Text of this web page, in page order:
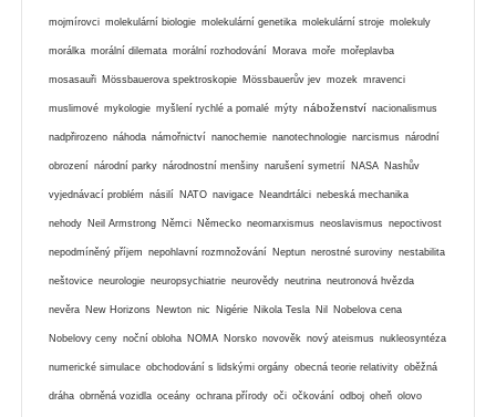
mojmírovci molekulární biologie molekulární genetika molekulární stroje molekuly
morálka morální dilemata morální rozhodování Morava moře mořeplavba
mosasauři Mössbauerova spektroskopie Mössbauerův jev mozek mravenci
muslimové mykologie myšlení rychlé a pomalé mýty náboženství nacionalismus
nadpřirozeno náhoda námořnictví nanochemie nanotechnologie narcismus národní
obrození národní parky národnostní menšiny narušení symetrií NASA Nashův
vyjednávací problém násilí NATO navigace Neandrtálci nebeská mechanika
nehody Neil Armstrong Němci Německo neomarxismus neoslavismus nepoctivost
nepodmíněný příjem nepohlavní rozmnožování Neptun nerostné suroviny nestabilita
neštovice neurologie neuropsychiatrie neurovědy neutrina neutronová hvězda
nevěra New Horizons Newton nic Nigérie Nikola Tesla Nil Nobelova cena
Nobelovy ceny noční obloha NOMA Norsko novověk nový ateismus nukleosyntéza
numerické simulace obchodování s lidskými orgány obecná teorie relativity oběžná
dráha obrněná vozidla oceány ochrana přírody oči očkování odboj oheň olovo